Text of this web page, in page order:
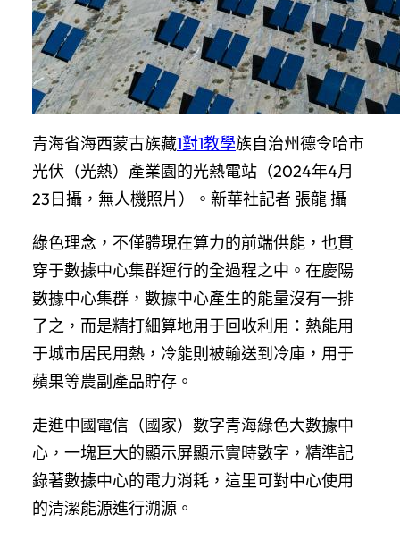
青海省海西蒙古族藏1對1教學族自治州德令哈市
光伏（光熱）產業園的光熱電站（2024年4月
23日攝，無人機照片）。新華社記者 張龍 攝
綠色理念，不僅體現在算力的前端供能，也貫
穿于數據中心集群運行的全過程之中。在慶陽
數據中心集群，數據中心產生的能量沒有一排
了之，而是精打細算地用于回收利用：熱能用
于城市居民用熱，冷能則被輸送到冷庫，用于
蘋果等農副產品貯存。
走進中國電信（國家）數字青海綠色大數據中
心，一塊巨大的顯示屏顯示實時數字，精準記
錄著數據中心的電力消耗，這里可對中心使用
的清潔能源進行溯源。